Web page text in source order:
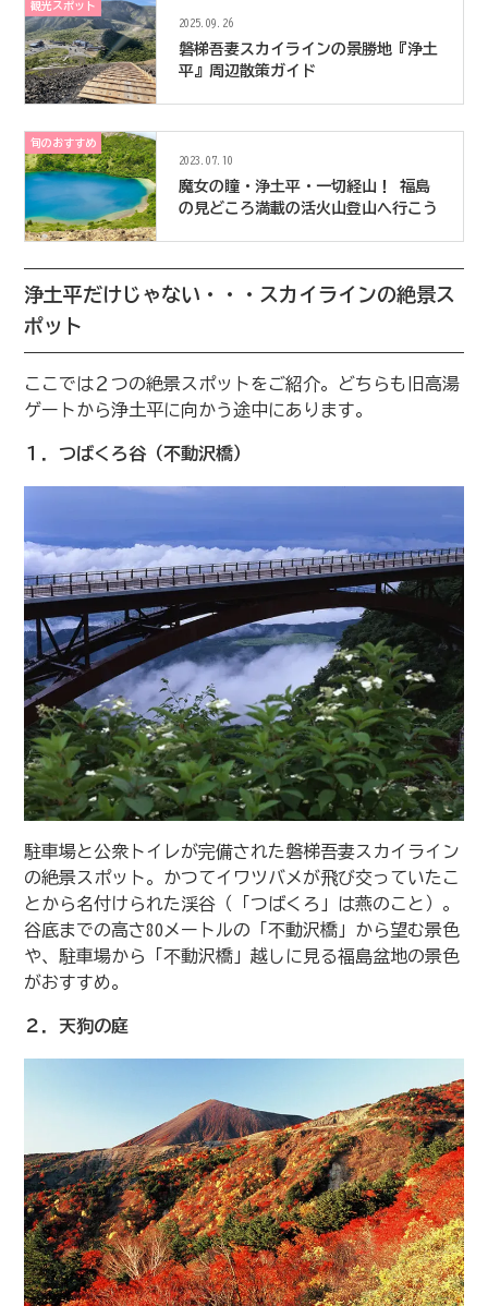
観光スポット
2025.09.26
磐梯吾妻スカイラインの景勝地『浄土
平』周辺散策ガイド
旬のおすすめ
2023.07.10
魔女の瞳・浄土平・一切経山！ 福島
の見どころ満載の活火山登山へ行こう
浄土平だけじゃない・・・スカイラインの絶景ス
ポット
ここでは２つの絶景スポットをご紹介。どちらも旧高湯
ゲートから浄土平に向かう途中にあります。
１．つばくろ谷（不動沢橋）
駐車場と公衆トイレが完備された磐梯吾妻スカイライン
の絶景スポット。かつてイワツバメが飛び交っていたこ
とから名付けられた渓谷（「つばくろ」は燕のこと）。
谷底までの高さ80メートルの「不動沢橋」から望む景色
や、駐車場から「不動沢橋」越しに見る福島盆地の景色
がおすすめ。
２．天狗の庭